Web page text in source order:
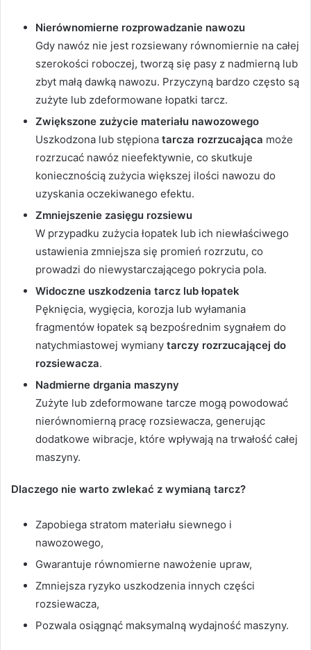
Nierównomierne rozprowadzanie nawozu
Gdy nawóz nie jest rozsiewany równomiernie na całej
szerokości roboczej, tworzą się pasy z nadmierną lub
zbyt małą dawką nawozu. Przyczyną bardzo często są
zużyte lub zdeformowane łopatki tarcz.
Zwiększone zużycie materiału nawozowego
Uszkodzona lub stępiona tarcza rozrzucająca może
rozrzucać nawóz nieefektywnie, co skutkuje
koniecznością zużycia większej ilości nawozu do
uzyskania oczekiwanego efektu.
Zmniejszenie zasięgu rozsiewu
W przypadku zużycia łopatek lub ich niewłaściwego
ustawienia zmniejsza się promień rozrzutu, co
prowadzi do niewystarczającego pokrycia pola.
Widoczne uszkodzenia tarcz lub łopatek
Pęknięcia, wygięcia, korozja lub wyłamania
fragmentów łopatek są bezpośrednim sygnałem do
natychmiastowej wymiany tarczy rozrzucającej do
rozsiewacza.
Nadmierne drgania maszyny
Zużyte lub zdeformowane tarcze mogą powodować
nierównomierną pracę rozsiewacza, generując
dodatkowe wibracje, które wpływają na trwałość całej
maszyny.
Dlaczego nie warto zwlekać z wymianą tarcz?
Zapobiega stratom materiału siewnego i
nawozowego,
Gwarantuje równomierne nawożenie upraw,
Zmniejsza ryzyko uszkodzenia innych części
rozsiewacza,
Pozwala osiągnąć maksymalną wydajność maszyny.